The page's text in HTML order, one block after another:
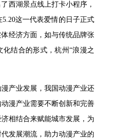
西湖景点线上打卡小程序，
这一代表爱情的日子正式
经济方面，如与传统品牌张
结合的形式，杭州“浪漫之
产业发展，我国动漫产业还
漫产业需要不断创新和完善
相结合来赋能城市发展，为
发展潮流，助力动漫产业的